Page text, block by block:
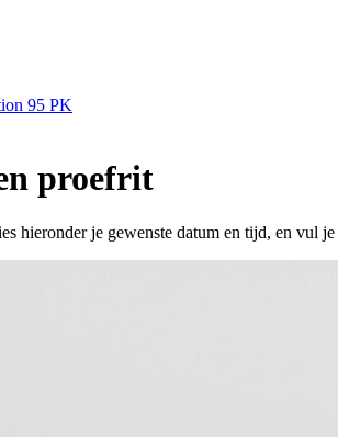
95 PK
proefrit
hieronder je gewenste datum en tijd, en vul